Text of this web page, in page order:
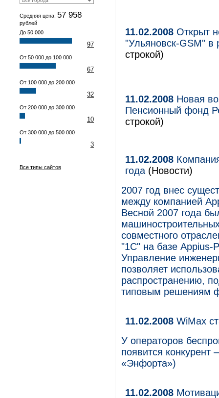
Средняя цена: 57 958
рублей
До 50 000
97
От 50 000 до 100 000
67
От 100 000 до 200 000
32
От 200 000 до 300 000
10
От 300 000 до 500 000
3
Все типы сайтов
11.02.2008 Открыт
"Ульяновск-GSM" в
строкой)
11.02.2008 Новая
Пенсионный фонд
строкой)
11.02.2008
года (Новости)
2007 год внес
между компанией
Весной 2007 года
совместного
"1С" на базе Appius-
Управление
позволяет
распространению,
типовым решениям
11.02.2008 WiMax
У операторов
появится конкурент
«Энфорта»)
11.02.2008